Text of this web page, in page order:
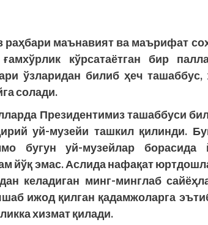
раҳбари маънавият ва маърифат
ғамхўрлик кўрсатаётган бир
ўзларидан билиб ҳеч
солади.
Президентимиз ташаббуси
уй-музейи ташкил қилинди.
бугун уй-музейлар борасида
йўқ эмас. Аслида нафақат
келадиган минг-минглаб
ижод қилган қадамжоларга
хизмат қилади.